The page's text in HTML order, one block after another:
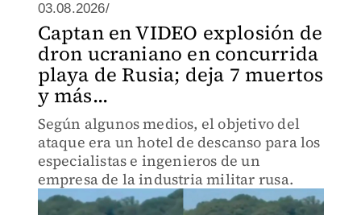
03.08.2026/
Captan en VIDEO explosión de
dron ucraniano en concurrida
playa de Rusia; deja 7 muertos
y más...
Según algunos medios, el objetivo del
ataque era un hotel de descanso para los
especialistas e ingenieros de un
empresa de la industria militar rusa.